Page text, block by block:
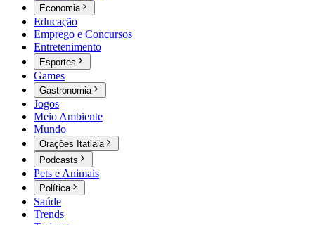
Economia
Educação
Emprego e Concursos
Entretenimento
Esportes
Games
Gastronomia
Jogos
Meio Ambiente
Mundo
Orações Itatiaia
Podcasts
Pets e Animais
Política
Saúde
Trends